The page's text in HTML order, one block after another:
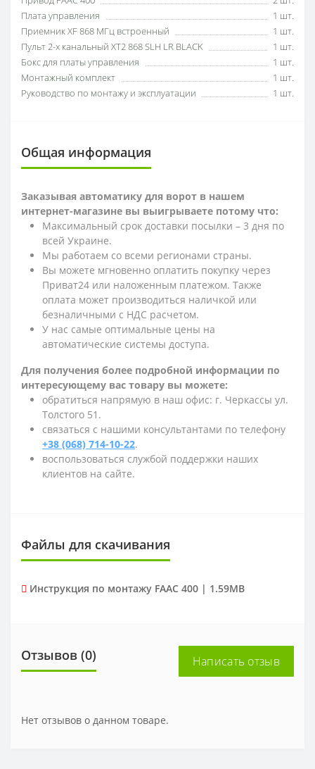
Плата управления
1 шт.
Приемник XF 868 МГц встроенный
1 шт.
Пульт 2-х канальный XT2 868 SLH LR BLACK
1 шт.
Бокс для платы управления
1 шт.
Монтажный комплект
1 шт.
Руководство по монтажу и эксплуатации
1 шт.
Общая информация
Заказывая автоматику для ворот в нашем
интернет-магазине вы выигрываете потому что:
Максимальный срок доставки посылки – 3 дня по
всей Украине.
Мы работаем со всеми регионами страны.
Вы можете мгновенно оплатить покупку через
Приват24 или наложенным платежом. Также
оплата может производиться наличкой или
безналичными с НДС расчетом.
У нас самые оптимальные цены на
автоматические системы доступа.
Для получения более подробной информации по
интересующему вас товару вы можете:
обратиться напрямую в наш офис: г. Черкассы ул.
Толстого 51.
связаться с нашими консультантами по телефону
+38 (068) 714-10-22.
воспользоваться службой поддержки наших
клиентов на сайте.
Файлы для скачивания
Инструкция по монтажу FAAC 400 | 1.59MB
Отзывов (0) Написать отзыв
Нет отзывов о данном товаре.